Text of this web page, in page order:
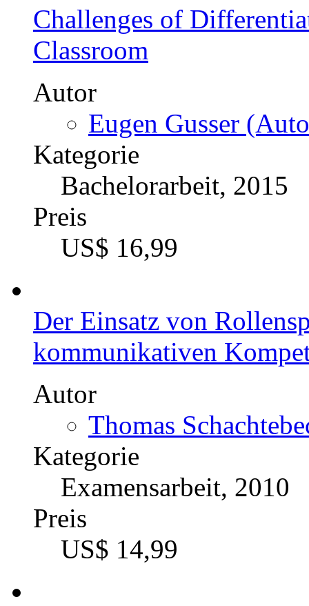
Challenges of
Classroom
Autor
Eugen Gusser
Kategorie
Bachelorarbeit, 2015
Preis
US$ 16,99
Der Einsatz von
kommunikativen
Autor
Thomas
Kategorie
Examensarbeit, 2010
Preis
US$ 14,99